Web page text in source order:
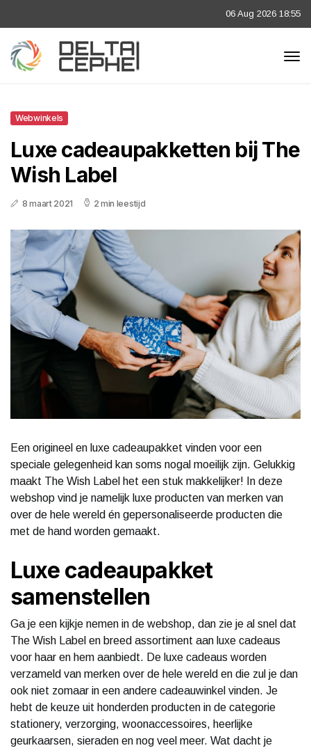
06 Aug 2026 18:55
Webwinkels
Luxe cadeaupakketten bij The
Wish Label
8 maart 2021 2 min leestijd
Een origineel en luxe cadeaupakket vinden voor een
speciale gelegenheid kan soms nogal moeilijk zijn. Gelukkig
maakt The Wish Label het een stuk makkelijker! In deze
webshop vind je namelijk luxe producten van merken van
over de hele wereld én gepersonaliseerde producten die
met de hand worden gemaakt.
Luxe cadeaupakket
samenstellen
Ga je een kijkje nemen in de webshop, dan zie je al snel dat
The Wish Label en breed assortiment aan luxe cadeaus
voor haar en hem aanbiedt. De luxe cadeaus worden
verzameld van merken over de hele wereld en die zul je dan
ook niet zomaar in een andere cadeauwinkel vinden. Je
hebt de keuze uit honderden producten in de categorie
stationery, verzorging, woonaccessoires, heerlijke
geurkaarsen, sieraden en nog veel meer. Wat dacht je